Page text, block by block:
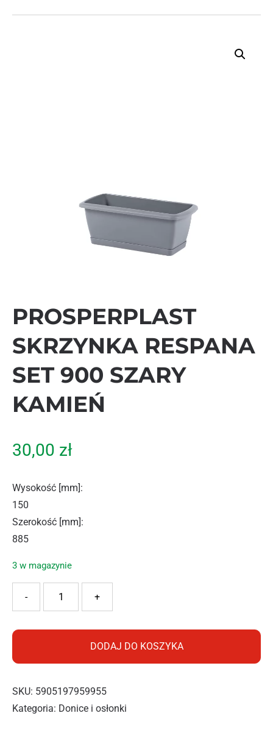
PROSPERPLAST
SKRZYNKA RESPANA
SET 900 SZARY
KAMIEŃ
30,00 zł
Wysokość [mm]:
150
Szerokość [mm]:
885
3 w magazynie
ilość PROSPERPLAST SKRZYNKA RESPANA SET 900
+
-
DODAJ DO KOSZYKA
SKU: 5905197959955
Kategoria: Donice i osłonki